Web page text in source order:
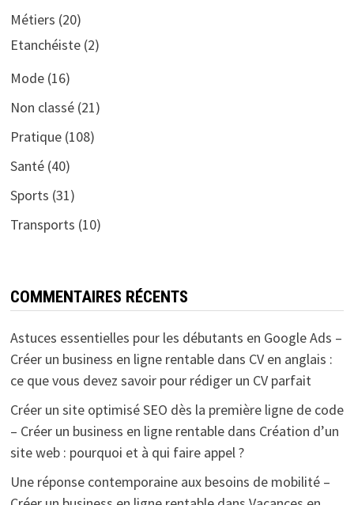
Métiers (20)
Etanchéiste(2)
Mode(16)
Non classé(21)
Pratique(108)
Santé(40)
Sports (31)
Transports (10)
COMMENTAIRES RÉCENTS
Astuces essentielles pour les débutants en Google Ads –
Créer un business en ligne rentabledans CV en anglais :
ce que vous devez savoir pour rédiger un CV parfait
Créer un site optimisé SEO dès la première ligne de code
– Créer un business en ligne rentabledans Création d’un
site web : pourquoi et à qui faire appel ?
Une réponse contemporaine aux besoins de mobilité –